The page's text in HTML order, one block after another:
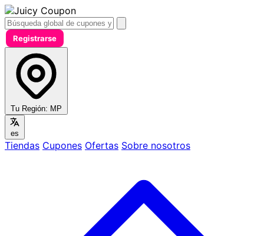
Registrarse
Tu Región: MP
es
Tiendas Cupones Ofertas Sobre nosotros